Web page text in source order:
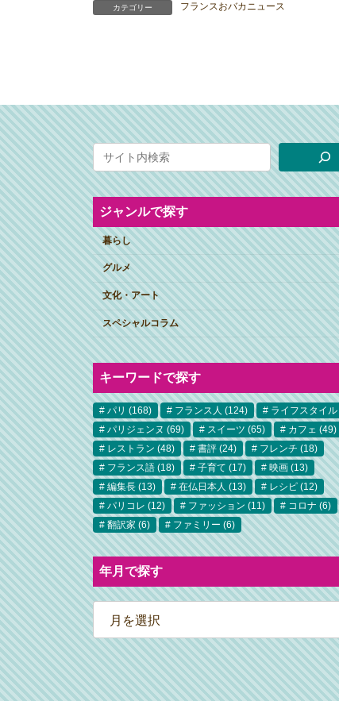
カテゴリー フランスおバカニュース
ジャンルで探す
暮らし
グルメ
文化・アート
スペシャルコラム
キーワードで探す
パリ (168) フランス人 (124) ライフスタイル
パリジェンヌ (69) スイーツ (65) カフェ (49)
レストラン (48) 書評 (24) フレンチ (18)
フランス語 (18) 子育て (17) 映画 (13)
編集長 (13) 在仏日本人 (13) レシピ (12)
パリコレ (12) ファッション (11) コロナ (6)
翻訳家 (6) ファミリー (6)
年月で探す
ア
ー
カ
イ
ブ